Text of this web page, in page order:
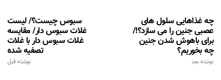
سبوس چیست؟/ لیست
غلات سبوس دار/ مقایسه
غلات سبوس دار با غلات
تصفیه شده
نوشته قبل
چه غذاهایی سلول های
عصبی جنین را می سازد؟!/
برای باهوش شدن جنين
چه بخوريم؟
نوشته بعد